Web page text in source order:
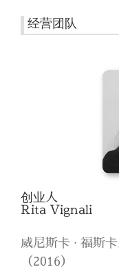
经营团队
创业人
Rita Vignali
威尼斯卡 ∙ 福斯
（2016）